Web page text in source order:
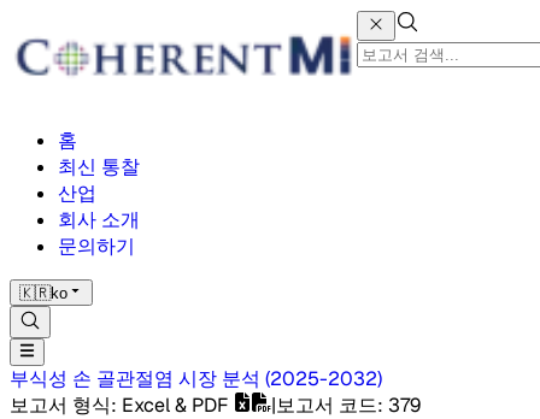
홈
최신 통찰
산업
회사 소개
문의하기
🇰🇷ko
부식성 손 골관절염 시장 분석 (2025-2032)
보고서 형식: Excel & PDF |보고서 코드: 379